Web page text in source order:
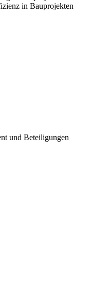
in Bauprojekten
und Beteiligungen